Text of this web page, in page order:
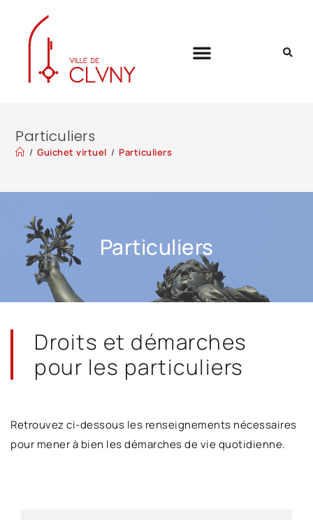
Particuliers
/ Guichet virtuel / Particuliers
Particuliers
Droits et démarches
pour les particuliers
Retrouvez ci-dessous les renseignements nécessaires
pour mener à bien les démarches de vie quotidienne.